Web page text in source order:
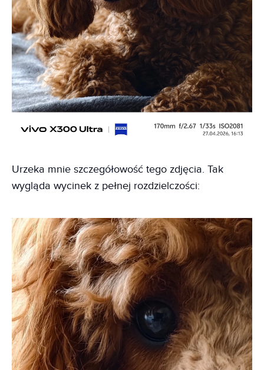
Urzeka mnie szczegółowość tego zdjęcia. Tak
wygląda wycinek z pełnej rozdzielczości: